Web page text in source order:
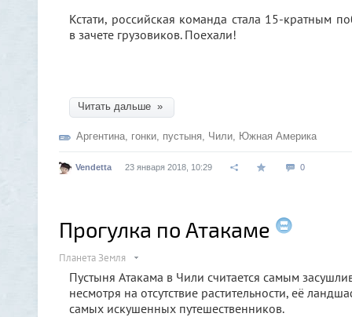
Кстати, российская команда стала 15-кратным
в зачете грузовиков. Поехали!
Читать дальше »
Аргентина, гонки, пустыня, Чили, Южная Америка
Vendetta 23 января 2018, 10:29 0
Прогулка по Атакаме
Планета Земля
Пустыня Атакама в Чили считается самым
несмотря на отсутствие растительности, её
самых искушенных путешественников.